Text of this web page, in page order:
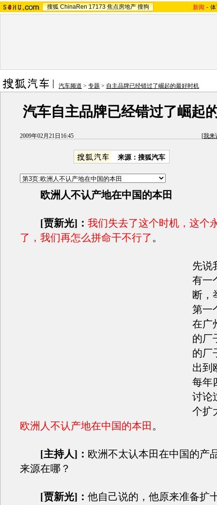
搜狐 ChinaRen 17173 焦点房地产 搜狗 新闻 -
汽车频道 > 专题 > 自主品牌已经错过了崛起的最好时机
汽车自主品牌已经错过了崛起
2009年02月21日16:45 [我来
来源：搜狐汽车
欧洲人不认产地在中国的本田
[贾新光]： 我们失去了这个时机，这个
了，我们再怎么拼命干不行了 。
先说
有一
断，
第一
在广
的厂
的厂
出到
每年
讨论
个扩
欧洲人不认产地在中国的本田 。
[主持人]： 欧洲不太认本田在中国的产
来源在哪？
[贾新光]： 他自己说的，他原来准备扩